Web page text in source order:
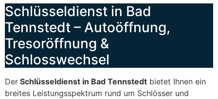
Schlüsseldienst in Bad
Tennstedt – Autoöffnung,
Tresoröffnung &
Schlosswechsel
Der Schlüsseldienst in Bad Tennstedt bietet Ihnen ein
breites Leistungsspektrum rund um Schlösser und